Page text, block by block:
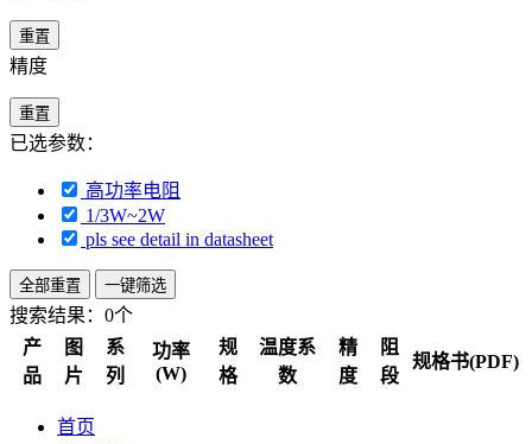
重置
精度
重置
已选参数：
高功率电阻
1/3W~2W
pls see detail in datasheet
全部重置 一键筛选
搜索结果： 0个
产
品
图
片
系
列
功率
(W)
规
格
温度系
数
精
度
阻
段
规格书(PDF)
首页